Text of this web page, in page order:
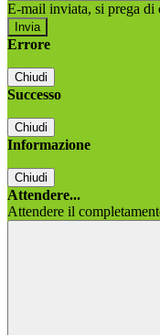
E-mail inviata, si prega di
Errore
Chiudi
Successo
Chiudi
Informazione
Chiudi
Attendere...
Attendere il